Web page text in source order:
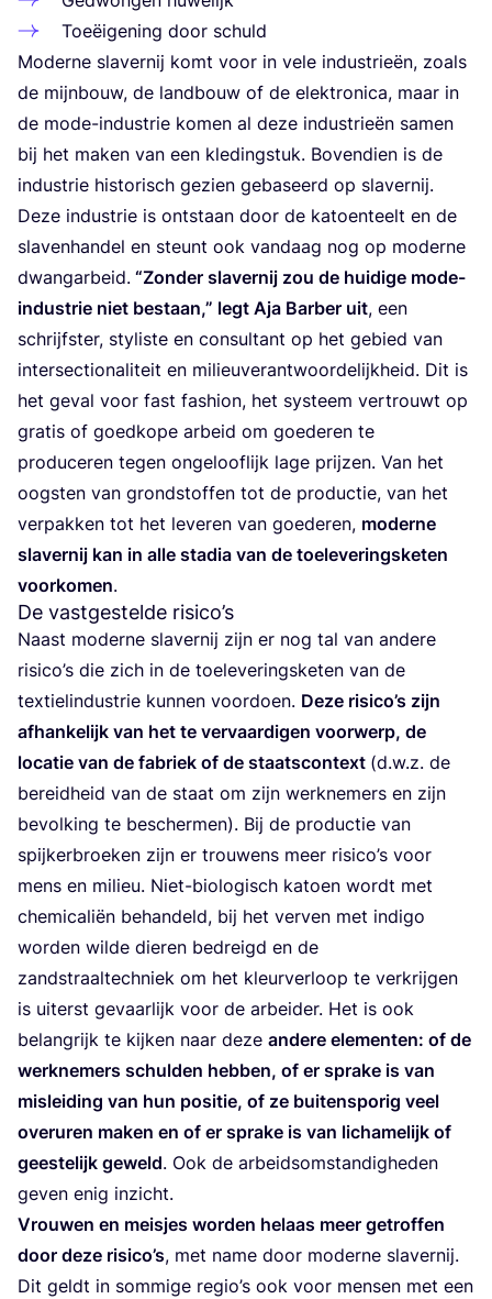
Toe­ëi­ge­ning door schuld
Moder­ne sla­ver­nij komt voor in vele indu­strie­ën, zoals
de mijn­bouw, de land­bouw of de elek­tro­ni­ca, maar in
de mode-indu­strie komen al deze indu­strie­ën samen
bij het maken van een kle­ding­stuk. Boven­dien is de
indu­strie his­to­risch gezien geba­seerd op sla­ver­nij.
Deze indu­strie is ont­staan door de katoen­teelt en de
sla­ven­han­del en steunt ook van­daag nog op moder­ne
dwang­ar­beid. “Zon­der sla­ver­nij zou de hui­di­ge mode-
indu­strie niet bestaan,” legt Aja Bar­ber uit, een
schrijf­ster, sty­lis­te en con­sul­tant op het gebied van
inter­sec­ti­o­na­li­teit en mili­eu­ver­ant­woor­de­lijk­heid. Dit is
het geval voor fast fas­hi­on, het sys­teem ver­trouwt op
gra­tis of goed­ko­pe arbeid om goe­de­ren te
pro­du­ce­ren tegen onge­loof­lijk lage prij­zen. Van het
oog­sten van grond­stof­fen tot de pro­duc­tie, van het
ver­pak­ken tot het leve­ren van goe­de­ren, moder­ne
sla­ver­nij kan in alle sta­dia van de toe­le­ve­rings­ke­ten
voor­ko­men.
De vastgestelde risico’s
Naast moder­ne sla­ver­nij zijn er nog tal van ande­re
risi­co’s die zich in de toe­le­ve­rings­ke­ten van de
tex­tiel­in­du­strie kun­nen voor­doen. Deze risi­co’s zijn
afhan­ke­lijk van het te ver­vaar­di­gen voor­werp, de
loca­tie van de fabriek of de staats­con­text (d.w.z. de
bereid­heid van de staat om zijn werk­ne­mers en zijn
bevol­king te bescher­men). Bij de pro­duc­tie van
spij­ker­broe­ken zijn er trou­wens meer risi­co’s voor
mens en mili­eu. Niet-bio­lo­gisch katoen wordt met
che­mi­ca­li­ën behan­deld, bij het ver­ven met indi­go
wor­den wil­de die­ren bedreigd en de
zand­straal­tech­niek om het kleur­ver­loop te ver­krij­gen
is uiterst gevaar­lijk voor de arbei­der. Het is ook
belang­rijk te kij­ken naar deze ande­re ele­men­ten: of de
werk­ne­mers schul­den heb­ben, of er spra­ke is van
mis­lei­ding van hun posi­tie, of ze bui­ten­spo­rig veel
over­uren maken en of er spra­ke is van licha­me­lijk of
gees­te­lijk geweld. Ook de arbeids­om­stan­dig­he­den
geven enig inzicht.
Vrou­wen en meis­jes wor­den helaas meer getrof­fen
door deze risi­co’s, met name door moder­ne sla­ver­nij.
Dit geldt in som­mi­ge regi­o’s ook voor men­sen met een